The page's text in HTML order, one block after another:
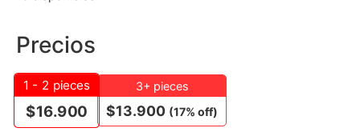
Precios
1 - 2 pieces
$16.900
3+ pieces
$13.900 (17% off)